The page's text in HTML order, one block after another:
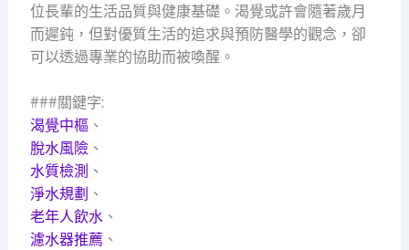
位長輩的生活品質與健康基礎。渴覺或許會隨著歲月
而遲鈍，但對優質生活的追求與預防醫學的觀念，卻
可以透過專業的協助而被喚醒。
###關鍵字:
渴覺中樞 、
脫水風險、
水質檢測 、
淨水規劃 、
老年人飲水、
濾水器推薦 、